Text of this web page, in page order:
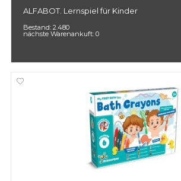
ALFABOT. Lernspiel für Kinder
Bestand: 2.480
nächste Warenankuft: 0